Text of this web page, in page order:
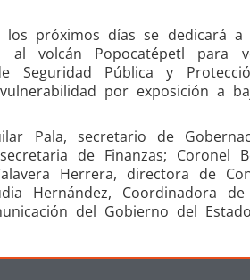
próximos días se dedicará a
volcán Popocatépetl para
Seguridad Pública y
por exposición a
Pala, secretario de
de Finanzas; Coronel
Herrera, directora de
Hernández, Coordinadora
del Gobierno del